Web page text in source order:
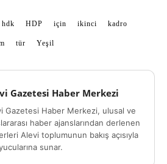
hdk HDP için ikinci kadro
tür Yeşil
Gazetesi Haber Merkezi
Gazetesi Haber Merkezi, ulusal ve
haber ajanslarından derlenen
Alevi toplumunun bakış açısıyla
sunar.